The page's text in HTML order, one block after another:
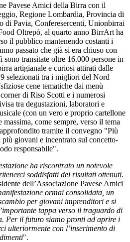
Pavese Amici della Birra con il
Regione Lombardia, Provincia di
di Pavia, Conferesercenti, Unionbirrai
Oltrepò, al quarto anno BirrArt ha
il pubblico mantenendo costanti i
passato che già si era chiuso con
transitate oltre 16.000 persone in
artigianale e curiosi attirati dalle
selezionati tra i migliori del Nord
cene tematiche dai menù
di Riso Scotti e i numerosi
tra degustazioni, laboratori e
(con un vero e proprio cartellone
come sempre, verso il tema
tramite il convegno "Più
giovani e incentrato sul concetto-
responsabile".
ha riscontrato un notevole
soddisfatti dei risultati ottenuti.
dell’Associazione Pavese Amici
ormai consolidata, un
per giovani imprenditori e si
tappa verso il traguardo di
Per il futuro siamo pronti ad aprire i
ulteriormente con l’inserimento di
".